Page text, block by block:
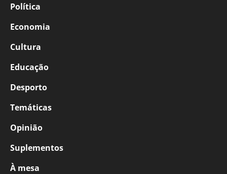
Política
Economia
Cultura
Educação
Desporto
Temáticas
Opinião
Suplementos
À mesa